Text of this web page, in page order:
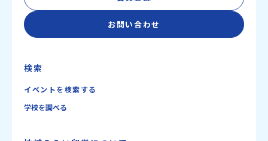
お問い合わせ
検索
イベントを検索する
学校を調べる